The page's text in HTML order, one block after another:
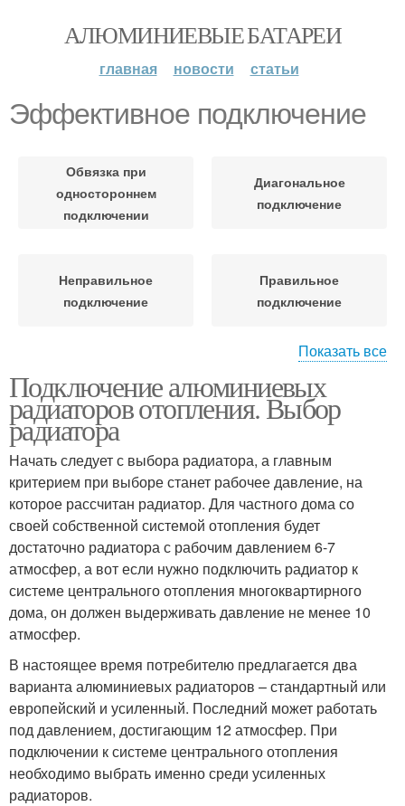
АЛЮМИНИЕВЫЕ БАТАРЕИ
главная новости статьи
Эффективное подключение
Обвязка при
одностороннем
подключении
Диагональное
подключение
Неправильное
подключение
Правильное
подключение
подключением
Боковое подключение
Верхний подключение Нижний подключение
Советы по
подключению
Седельное
подключение
Радиаторы с нижним
подключением
Параллельное
подключение
Односторонний
подключение
Показать все
Подключение алюминиевых
радиаторов отопления. Выбор
радиатора
Начать следует с выбора радиатора, а главным
критерием при выборе станет рабочее давление, на
которое рассчитан радиатор. Для частного дома со
своей собственной системой отопления будет
достаточно радиатора с рабочим давлением 6-7
атмосфер, а вот если нужно подключить радиатор к
системе центрального отопления многоквартирного
дома, он должен выдерживать давление не менее 10
атмосфер.
В настоящее время потребителю предлагается два
варианта алюминиевых радиаторов – стандартный или
европейский и усиленный. Последний может работать
под давлением, достигающим 12 атмосфер. При
подключении к системе центрального отопления
необходимо выбрать именно среди усиленных
радиаторов.